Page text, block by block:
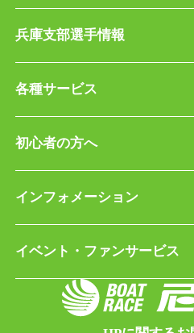
兵庫支部選手情報
各種サービス
初心者の方へ
インフォメーション
イベント・ファンサービス